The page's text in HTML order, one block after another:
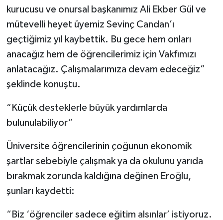
kurucusu ve onursal başkanımız Ali Ekber Gül ve
mütevelli heyet üyemiz Sevinç Candan’ı
geçtiğimiz yıl kaybettik. Bu gece hem onları
anacağız hem de öğrencilerimiz için Vakfımızı
anlatacağız. Çalışmalarımıza devam edeceğiz”
şeklinde konuştu.
“Küçük desteklerle büyük yardımlarda
bulunulabiliyor”
Üniversite öğrencilerinin çoğunun ekonomik
şartlar sebebiyle çalışmak ya da okulunu yarıda
bırakmak zorunda kaldığına değinen Eroğlu,
şunları kaydetti:
“Biz ‘öğrenciler sadece eğitim alsınlar’ istiyoruz.